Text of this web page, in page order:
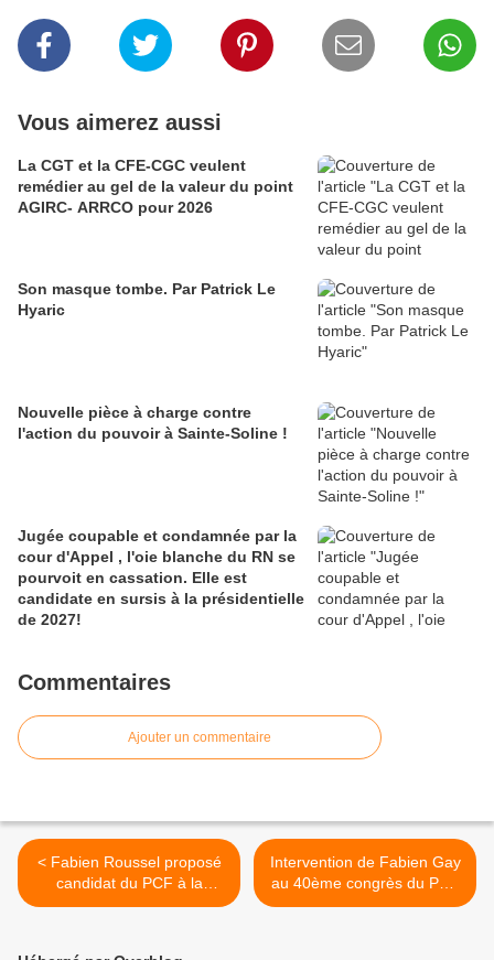
Vous aimerez aussi
La CGT et la CFE-CGC veulent
remédier au gel de la valeur du point
AGIRC- ARRCO pour 2026
Son masque tombe. Par Patrick Le
Hyaric
Nouvelle pièce à charge contre
l'action du pouvoir à Sainte-Soline !
Jugée coupable et condamnée par la
cour d'Appel , l'oie blanche du RN se
pourvoit en cassation. Elle est
candidate en sursis à la présidentielle
de 2027!
Commentaires
Ajouter un commentaire
< Fabien Roussel proposé
candidat du PCF à la
présidentielle de 2027
Intervention de Fabien Gay
au 40ème congrès du PCF
>